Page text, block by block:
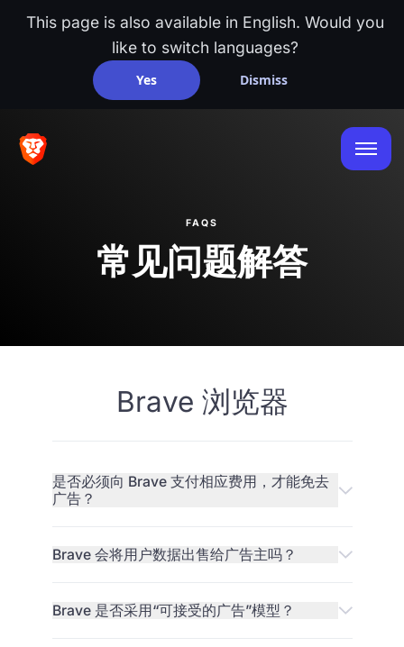
This page is also available in English. Would you
like to switch languages?
Yes Dismiss
FAQS
常见问题解答
Brave 浏览器
是否必须向 Brave 支付相应费用，才能免去
广告？
Brave 会将用户数据出售给广告主吗？
Brave 是否采用“可接受的广告”模型？